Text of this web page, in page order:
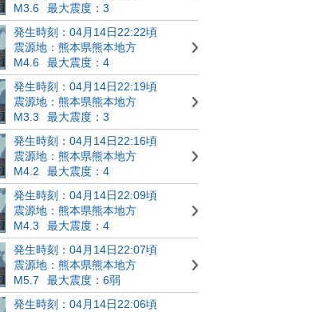
M3.6
最大震度：3
発生時刻：04月14日22:22頃
震源地：熊本県熊本地方
M4.6
最大震度：4
発生時刻：04月14日22:19頃
震源地：熊本県熊本地方
M3.3
最大震度：3
発生時刻：04月14日22:16頃
震源地：熊本県熊本地方
M4.2
最大震度：4
発生時刻：04月14日22:09頃
震源地：熊本県熊本地方
M4.3
最大震度：4
発生時刻：04月14日22:07頃
震源地：熊本県熊本地方
M5.7
最大震度：6弱
発生時刻：04月14日22:06頃